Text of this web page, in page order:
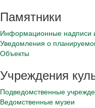
Памятники
Информационные надписи
Уведомления о
Объекты
Учреждения
Подведомственные
Ведомственные музеи